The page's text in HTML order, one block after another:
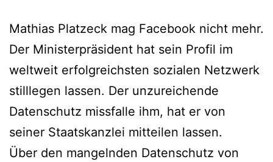
Mathias Platzeck mag Facebook nicht mehr.
Der Ministerpräsident hat sein Profil im
weltweit erfolgreichsten sozialen Netzwerk
stilllegen lassen. Der unzureichende
Datenschutz missfalle ihm, hat er von
seiner Staatskanzlei mitteilen lassen.
Über den mangelnden Datenschutz von